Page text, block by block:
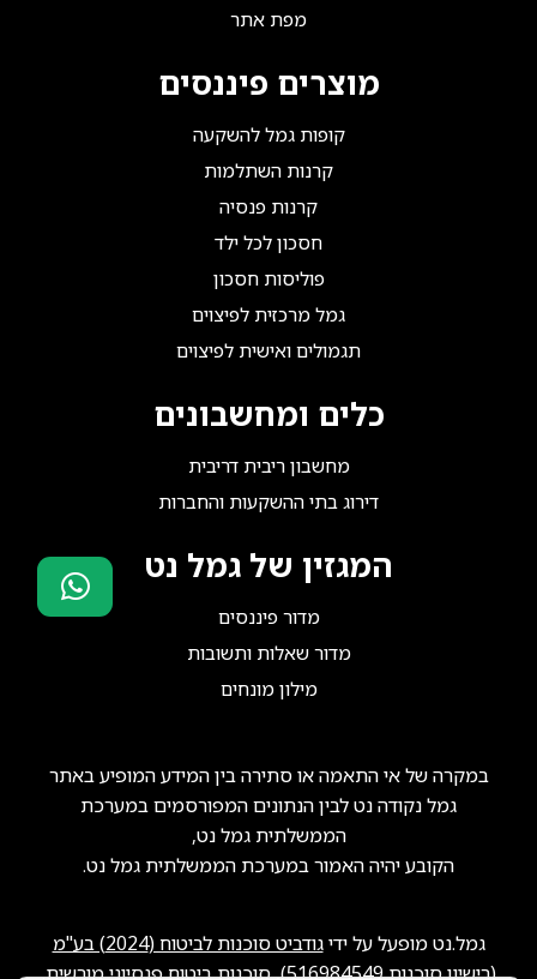
מפת אתר
מוצרים פיננסים
קופות גמל להשקעה
קרנות השתלמות
קרנות פנסיה
חסכון לכל ילד
פוליסות חסכון
גמל מרכזית לפיצוים
תגמולים ואישית לפיצוים
כלים ומחשבונים
מחשבון ריבית דריבית
דירוג בתי ההשקעות והחברות
המגזין של גמל נט
מדור פיננסים
מדור שאלות ותשובות
מילון מונחים
במקרה של אי התאמה או סתירה בין המידע המופיע באתר
גמל נקודה נט לבין הנתונים המפורסמים במערכת
הממשלתית גמל נט,
הקובע יהיה האמור במערכת הממשלתית גמל נט.
גמל.נט מופעל על ידיגודביט סוכנות לביטוח (2024) בע"מ
(רישיון סוכנות516984549), סוכנות ביטוח פנסיוני מורשית.